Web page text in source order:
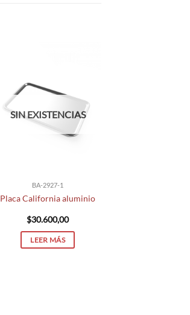
SIN EXISTENCIAS
BA-2927-1
Placa California aluminio
$30.600,00
LEER MÁS